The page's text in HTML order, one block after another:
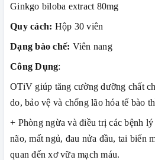
Ginkgo biloba extract 80mg
Quy cách: Hộp 30 viên
Dạng bào chế: Viên nang
Công Dụng:
OTiV giúp tăng cường dưỡng chất
do, bảo vệ và chống lão hóa tế bào
+ Phòng ngừa và điều trị các bệnh
não, mất ngủ, đau nửa đầu, tai biến
quan đến xơ vữa mạch máu.